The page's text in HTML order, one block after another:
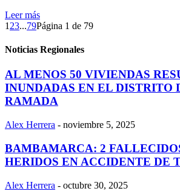
Leer más
1 23...79Página 1 de 79
Noticias Regionales
AL MENOS 50 VIVIENDAS
INUNDADAS EN EL DISTRITO
RAMADA
Alex Herrera - noviembre 5, 2025
BAMBAMARCA: 2
HERIDOS EN ACCIDENTE DE
Alex Herrera - octubre 30, 2025